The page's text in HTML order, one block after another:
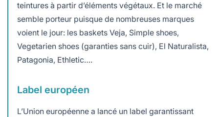
teintures à partir d’éléments végétaux. Et le marché
semble porteur puisque de nombreuses marques
voient le jour: les baskets Veja, Simple shoes,
Vegetarien shoes (garanties sans cuir), El Naturalista,
Patagonia, Ethletic….
Label européen
L’Union européenne a lancé un label garantissant